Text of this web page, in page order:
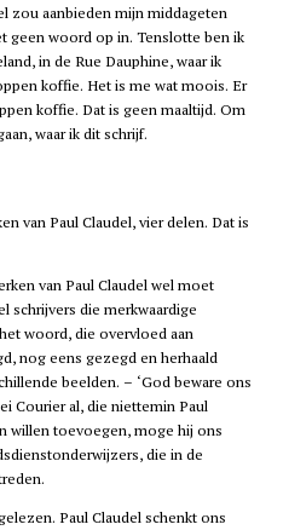
zou aanbieden mijn middageten
geen woord op in. Tenslotte ben ik
in de Rue Dauphine, waar ik
koffie. Het is me wat moois. Er
koffie. Dat is geen maaltijd. Om
waar ik dit schrijf.
van Paul Claudel, vier delen. Dat is
van Paul Claudel wel moet
schrijvers die merkwaardige
woord, die overvloed aan
nog eens gezegd en herhaald
beelden. – ‘God beware ons
Courier al, die niettemin Paul
willen toevoegen, moge hij ons
die in de
Paul Claudel schenkt ons